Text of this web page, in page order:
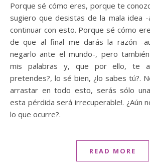
Porque sé cómo eres, porque te conozco mejor que tú, te
sugiero que desistas de la mala idea
continuar con esto. Porque sé cómo
de que al final me darás la razón -
negarlo ante el mundo-, pero
mis palabras y, que por ello, te
pretendes?, lo sé bien, ¿lo sabes tú?.
arrastar en todo esto, serás sólo una
esta pérdida será irrecuperable!. ¿Aún
lo que ocurre?.
READ MORE